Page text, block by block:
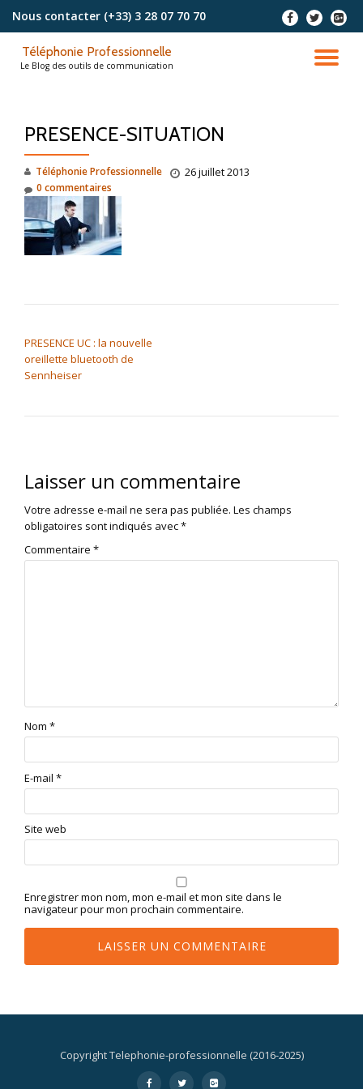
contenu
Nous contacter (+33) 3 28 07 70 70 - - -
Téléphonie Professionnelle
Le Blog des outils de communication
PRESENCE-SITUATION
Téléphonie Professionnelle 26 juillet 2013
0 commentaires
PRESENCE UC : la nouvelle
oreillette bluetooth de
Sennheiser
Laisser un commentaire
Votre adresse e-mail ne sera pas publiée. Les champs
obligatoires sont indiqués avec*
Commentaire *
Nom *
E-mail *
Site web
Enregistrer mon nom, mon e-mail et mon site dans le
navigateur pour mon prochain commentaire.
Copyright Telephonie-professionnelle (2016-2025)
- - -